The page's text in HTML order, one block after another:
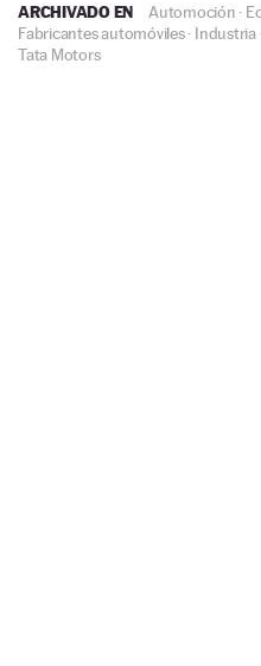
ARCHIVADO EN Automoción ·
Fabricantes automóviles· Industria
Tata Motors